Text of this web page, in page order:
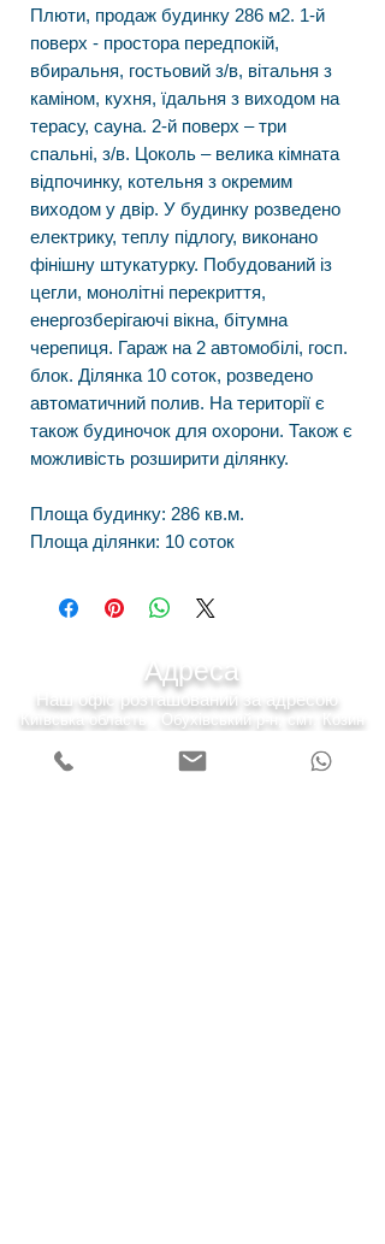
Плюти, продаж будинку 286 м2. 1-й
поверх - простора передпокій,
вбиральня, гостьовий з/в, вітальня з
каміном, кухня, їдальня з виходом на
терасу, сауна. 2-й поверх – три
спальні, з/в. Цоколь – велика кімната
відпочинку, котельня з окремим
виходом у двір. У будинку розведено
електрику, теплу підлогу, виконано
фінішну штукатурку. Побудований із
цегли, монолітні перекриття,
енергозберігаючі вікна, бітумна
черепиця. Гараж на 2 автомобілі, госп.
блок. Ділянка 10 соток, розведено
автоматичний полив. На території є
також будиночок для охорони. Також є
можливість розширити ділянку.
Площа будинку: 286 кв.м.
Площа ділянки: 10 соток
Адреса
Наш офіс розташований за адресою
Київська область , Обухівський р-н, смт. Козин